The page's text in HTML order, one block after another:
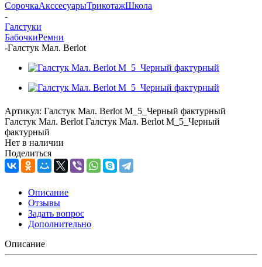
СорочкаАкссесуарыТрикотажШкола
-
Галстуки
БабочкиРемни
-Галстук Мал. Berlot
Артикул: Галстук Мал. Berlot M_5_Черный фактурный
Галстук Мал. Berlot Галстук Мал. Berlot M_5_Черный
фактурный
Нет в наличии
Поделиться
Описание
Отзывы
Задать вопрос
Дополнительно
Описание